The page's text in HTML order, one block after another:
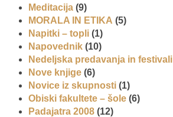
Meditacija (9)
MORALA IN ETIKA (5)
Napitki – topli (1)
Napovednik (10)
Nedeljska predavanja in festivali
Nove knjige (6)
Novice iz skupnosti (1)
Obiski fakultete – šole (6)
Padajatra 2008 (12)